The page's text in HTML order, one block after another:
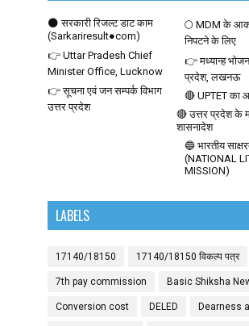
🌑 सरकारी रिजल्ट डाट काम
(Sarkariresult●com)
🌕 MDM के
निपटने के लिए
👉 Uttar Pradesh Chief
Minister Office, Lucknow
👉 मध्यान्ह
प्रदेश, लखनऊ
👉 सूचना एवं जन सम्पर्क विभाग
उत्तर प्रदेश
🔴 UPTET का
🔴 उत्तर प्रदेश के
शासनादेश
🔵 भारतीय
(NATIONAL
MISSION)
LABELS
17140/18150 17140/18150 विकल्प पत्र
7th pay commission Basic Shiksha
Conversion cost DELED Dearness